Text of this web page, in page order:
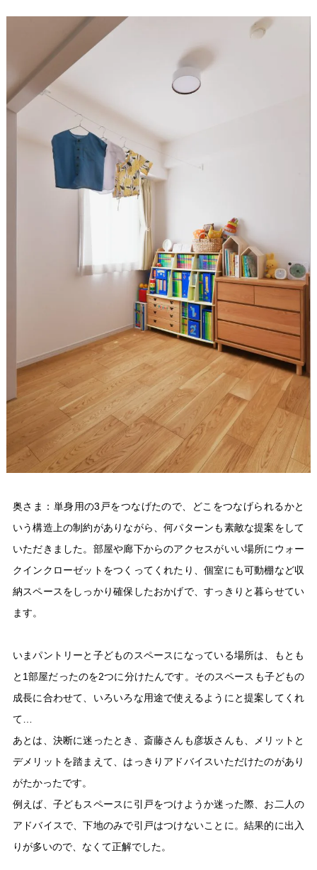
奥さま：単身用の3戸をつなげたので、どこをつなげられるかと
いう構造上の制約がありながら、何パターンも素敵な提案をして
いただきました。部屋や廊下からのアクセスがいい場所にウォー
クインクローゼットをつくってくれたり、個室にも可動棚など収
納スペースをしっかり確保したおかげで、すっきりと暮らせてい
ます。
いまパントリーと子どものスペースになっている場所は、もとも
と1部屋だったのを2つに分けたんです。そのスペースも子どもの
成長に合わせて、いろいろな用途で使えるようにと提案してくれ
て…
あとは、決断に迷ったとき、斎藤さんも彦坂さんも、メリットと
デメリットを踏まえて、はっきりアドバイスいただけたのがあり
がたかったです。
例えば、子どもスペースに引戸をつけようか迷った際、お二人の
アドバイスで、下地のみで引戸はつけないことに。結果的に出入
りが多いので、なくて正解でした。